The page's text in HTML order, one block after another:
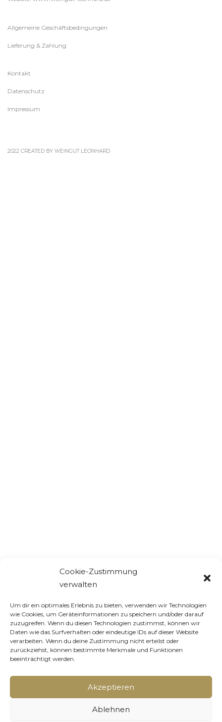
Cookie-Zustimmung
verwalten
Um dir ein optimales Erlebnis zu bieten, verwenden wir Technologien
wie Cookies, um Geräteinformationen zu speichern und/oder darauf
zuzugreifen. Wenn du diesen Technologien zustimmst, können wir
Daten wie das Surfverhalten oder eindeutige IDs auf dieser Website
verarbeiten. Wenn du deine Zustimmung nicht erteilst oder
zurückziehst, können bestimmte Merkmale und Funktionen
beeinträchtigt werden.
Akzeptieren
Ablehnen
Allgemeine Geschäftsbedingungen
Lieferung & Zahlung
Kontakt
Datenschutz
Impressum
2022 CREATED BY WEINGUT LEONHARD